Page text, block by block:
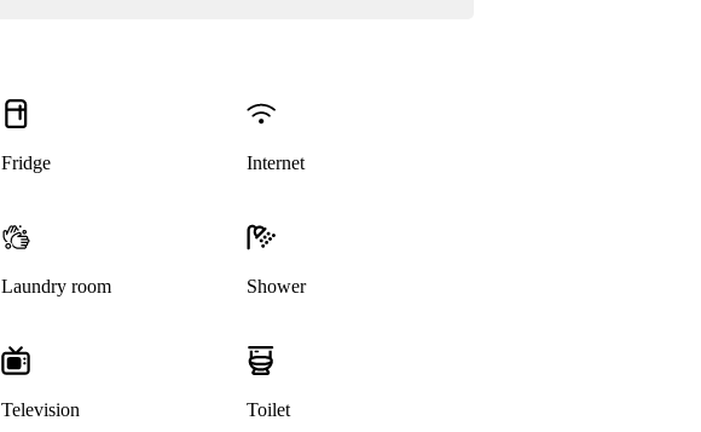
Fridge Internet
Laundry room Shower
Television Toilet